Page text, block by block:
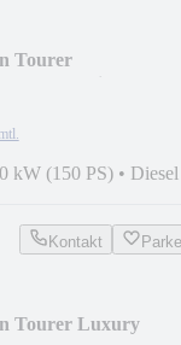
Tourer
mtl.
kW (150 PS) • Diesel
Kontakt
Tourer Luxury